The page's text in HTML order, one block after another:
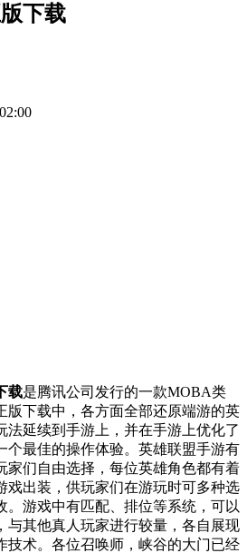
下载
载是腾讯公司发行的一款MOBA类
版下载中，各方面全部还原端游的英
法延续到手游上，并在手游上优化了
个最佳的操作体验。英雄联盟手游有
家们自由选择，每位英雄角色都有着
戏出装，供玩家们在游玩时可多种选
。游戏中有匹配、排位等系统，可以
与其他真人玩家进行较量，各自展现
技术。各位召唤师，峡谷的大门已经